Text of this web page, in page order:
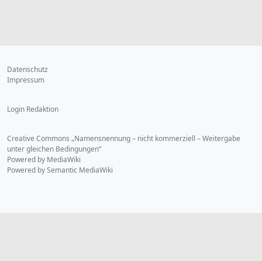
Datenschutz
Impressum
Login Redaktion
Creative Commons „Namensnennung – nicht kommerziell – Weitergabe
unter gleichen Bedingungen“
Powered by MediaWiki
Powered by Semantic MediaWiki